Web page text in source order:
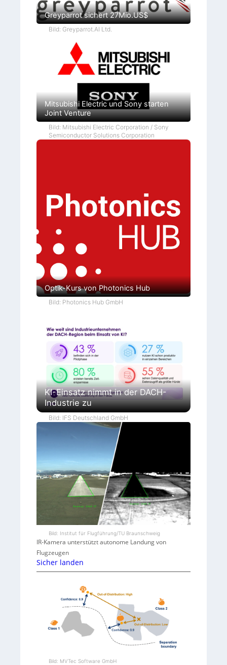
Greyparrot sichert 27Mio.US$
Bild: Greyparrot.AI Ltd.
Mitsubishi Electric und Sony starten
Joint Venture
Bild: Mitsubishi Electric Corporation / Sony
Semiconductor Solutions Corporation
Optik-Kurs von Photonics Hub
Bild: Photonics Hub GmbH
KI-Einsatz nimmt in der DACH-
Industrie zu
Bild: IFS Deutschland GmbH
Bild: Institut für Flugführung/TU Braunschweig
IR-Kamera unterstützt autonome Landung von
Flugzeugen
Sicher landen
Bild: MVTec Software GmbH